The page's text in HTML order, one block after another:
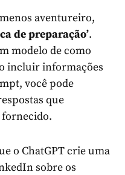
aventureiro,
de preparação’.
modelo de como
incluir informações
você pode
que
o ChatGPT crie uma
sobre os